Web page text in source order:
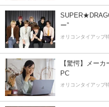
ー”
オリコンタイアップ
【驚愕】メー
PC
オリコンタイアップ